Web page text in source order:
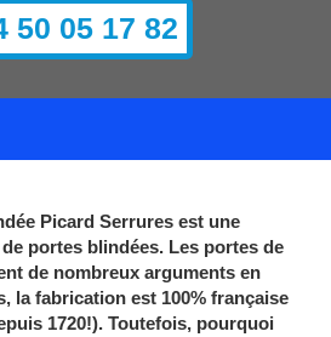
50 05 17 82
Picard Serrures est une
portes blindées. Les portes de
de nombreux arguments en
la fabrication est 100% française
1720!). Toutefois, pourquoi